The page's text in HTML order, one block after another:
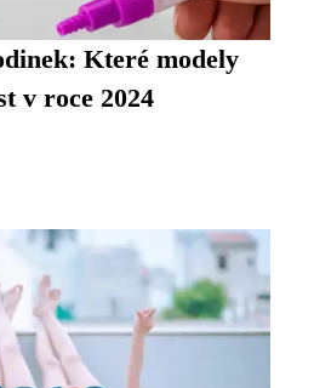
Které modely
v roce 2024